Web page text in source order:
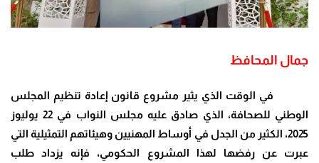
جمال المحافظ
في الوقت الذي يثير مشروع قانون إعادة تنظيم المجلس
الوطني للصحافة، الذي صادق عليه مجلس النواب في 22 يوليوز
2025، الكثير من الجدل في أوساط المهنيين وهيئاتهم التمثيلية التي
عبرت عن رفضها لهذا المشروع الحكومي، فإنه يزداد طلب